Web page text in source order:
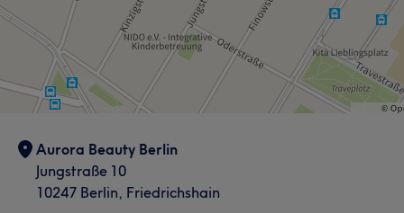
Aurora Beauty Berlin
Jungstraße 10
10247 Berlin, Friedrichshain